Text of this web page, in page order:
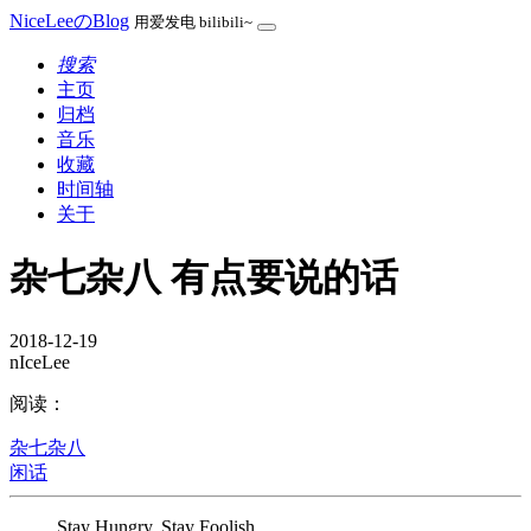
NiceLeeのBlog 用爱发电 bilibili~
搜索
主页
归档
音乐
收藏
时间轴
关于
杂七杂八 有点要说的话
2018-12-19
nIceLee
阅读：
杂七杂八
闲话
Stay Hungry, Stay Foolish.